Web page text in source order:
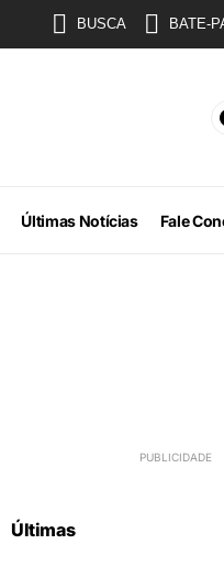
BUSCA BATE-
Últimas Notícias Fale
Últimas